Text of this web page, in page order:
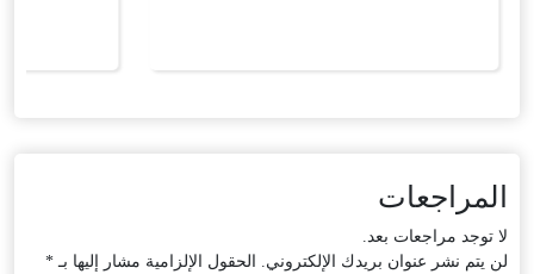
المراجعات
لا توجد مراجعات بعد.
لن يتم نشر عنوان بريدك الإلكتروني. الحقول الإلزامية مشار إليها بـ*